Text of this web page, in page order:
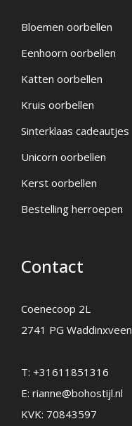
Bloemen oorbellen
Eenhoorn oorbellen
Katten oorbellen
Kruis oorbellen
Sinterklaas cadeautjes
Unicorn oorbellen
Kerst oorbellen
Bestelling herroepen
Contact
Coenecoop 2L
2741 PG Waddinxveen
T: +31611851316
E: rianne@bohostijl.nl
KVK: 70843597